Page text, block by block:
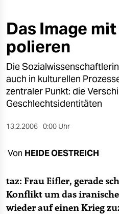
öko
gesellschaft
kultur
sport
wahrheit
verlag
verlag
Das Image
polieren
Die
auch in kulturellen
zentraler Punkt: die
Geschlechtsidentitäten
13.2.2006 0:00 Uhr
Von HEIDE OESTREICH
taz: Frau Eifler, gerade
Konflikt um das
wieder auf einen Krieg